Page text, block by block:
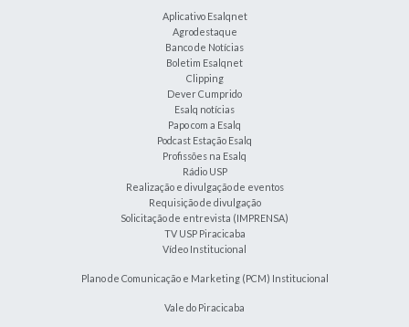
Aplicativo Esalqnet
Agrodestaque
Banco de Notícias
Boletim Esalqnet
Clipping
Dever Cumprido
Esalq notícias
Papo com a Esalq
Podcast Estação Esalq
Profissões na Esalq
Rádio USP
Realização e divulgação de eventos
Requisição de divulgação
Solicitação de entrevista (IMPRENSA)
TV USP Piracicaba
Vídeo Institucional
Plano de Comunicação e Marketing (PCM) Institucional
Vale do Piracicaba